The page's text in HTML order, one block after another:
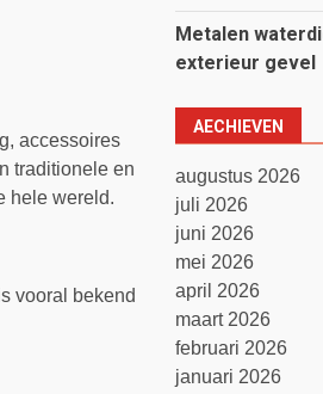
accessoires
traditionele en
hele wereld.
vooral bekend
Metalen
exterieur gevel
AECHIEVEN
augustus 2026
juli 2026
juni 2026
mei 2026
april 2026
maart 2026
februari 2026
januari 2026